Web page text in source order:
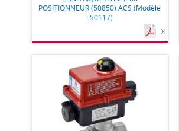
POSITIONNEUR (50850) ACS (Modèle
: 50117)